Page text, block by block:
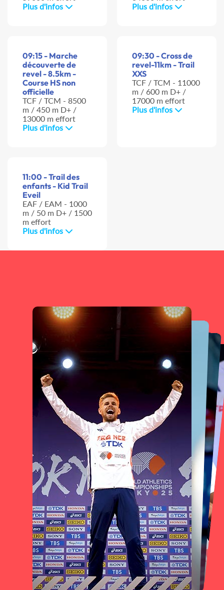
Plus d'infos
Plus d'infos
09:15 - Marche
découverte de
revel - 8.5km -
Course HS non
officielle
TCF / TCM - 8500
m / 450 m D+ /
13000 m effort
Plus d'infos
09:30 - Cross de
revel-11km - Trail
XXS
TCF / TCM - 11000
m / 600 m D+ /
17000 m effort
Plus d'infos
11:00 - Trail des
enfants - Kid Trail
Eveil
EAF / EAM - 1000
m / 50 m D+ / 1500
m effort
Plus d'infos